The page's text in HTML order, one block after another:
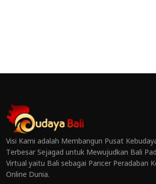
Visi Kami adalah Membangun Pusat
Terbesar Sejagad untuk Mewujudkan Bali
Virtual yaitu Bali sebagai Pancer Peradaban
Online Dunia.